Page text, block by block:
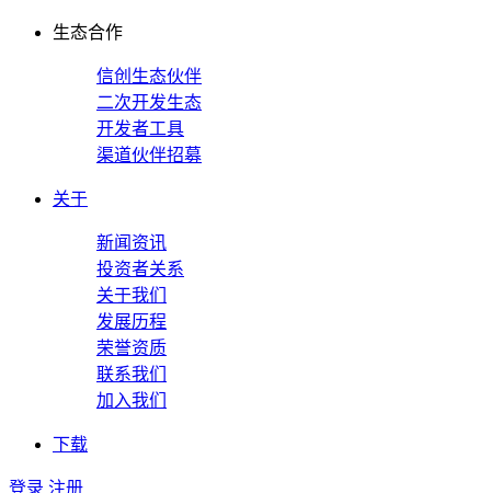
生态合作
信创生态伙伴
二次开发生态
开发者工具
渠道伙伴招募
关于
新闻资讯
投资者关系
关于我们
发展历程
荣誉资质
联系我们
加入我们
下载
登录 注册